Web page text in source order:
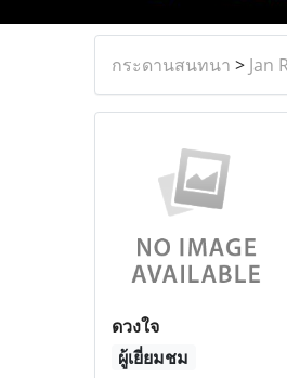
กระดานสนทนา > Jan
ดวงใจ
ผู้เยี่ยมชม